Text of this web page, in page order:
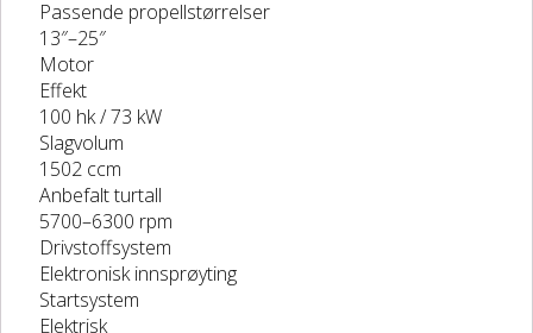
Passende propellstørrelser
13″–25″
Motor
Effekt
100 hk / 73 kW
Slagvolum
1502 ccm
Anbefalt turtall
5700–6300 rpm
Drivstoffsystem
Elektronisk innsprøyting
Startsystem
Elektrisk